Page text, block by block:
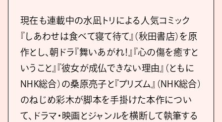
現在も連載中の水凪トリによる人気コミック
『しあわせは食べて寝て待て』（秋田書店）を原
作とし、朝ドラ『舞いあがれ！』『心の傷を癒すと
いうこと』『彼女が成仏できない理由』（ともに
NHK総合）の桑原亮子と『プリズム』（NHK総合）
のねじめ彩木が脚本を手掛けた本作につい
て、ドラマ・映画とジャンルを横断して執筆する